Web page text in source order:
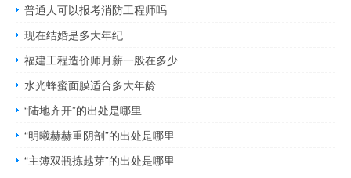
普通人可以报考消防工程师吗
现在结婚是多大年纪
福建工程造价师月薪一般在多少
水光蜂蜜面膜适合多大年龄
“陆地齐开”的出处是哪里
“明曦赫赫重阴剖”的出处是哪里
“主簿双瓶拣越芽”的出处是哪里